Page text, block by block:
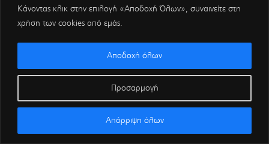
Κάνοντας κλικ στην επιλογή «Αποδοχή Όλων», συναινείτε στη
χρήση των cookies από εμάς.
Προσαρμογή
Απόρριψη όλων
Αποδοχή όλων